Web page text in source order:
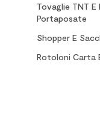
Tovaglie TNT E
Portaposate
Shopper E
Rotoloni Carta